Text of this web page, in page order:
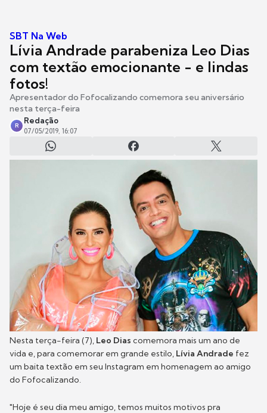
SBT Na Web
Lívia Andrade parabeniza Leo Dias
com textão emocionante - e lindas
fotos!
Apresentador do Fofocalizando comemora seu aniversário
nesta terça-feira
R
Redação
07/05/2019, 16:07
Nesta terça-feira (7), Leo Dias comemora mais um ano de
vida e, para comemorar em grande estilo, Lívia Andrade fez
um baita textão em seu Instagram em homenagem ao amigo
do Fofocalizando.
"Hoje é seu dia meu amigo, temos muitos motivos pra